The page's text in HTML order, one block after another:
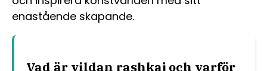
enastående skapande.
Vad är vildan rashkaj och varför